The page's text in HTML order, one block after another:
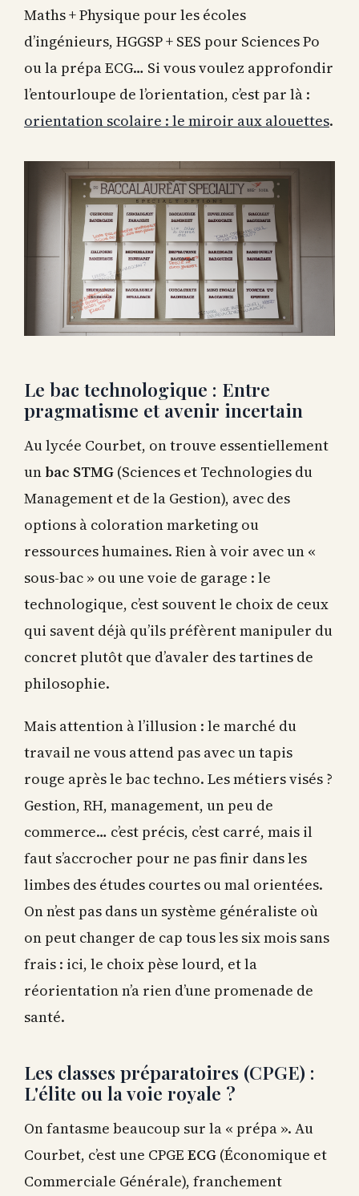
Maths + Physique pour les écoles
d’ingénieurs, HGGSP + SES pour Sciences Po
ou la prépa ECG… Si vous voulez approfondir
l’entourloupe de l’orientation, c’est par là :
orientation scolaire : le miroir aux alouettes.
Le bac technologique : Entre
pragmatisme et avenir incertain
Au lycée Courbet, on trouve essentiellement
un bac STMG (Sciences et Technologies du
Management et de la Gestion), avec des
options à coloration marketing ou
ressources humaines. Rien à voir avec un «
sous-bac » ou une voie de garage : le
technologique, c’est souvent le choix de ceux
qui savent déjà qu’ils préfèrent manipuler du
concret plutôt que d’avaler des tartines de
philosophie.
Mais attention à l’illusion : le marché du
travail ne vous attend pas avec un tapis
rouge après le bac techno. Les métiers visés ?
Gestion, RH, management, un peu de
commerce… c’est précis, c’est carré, mais il
faut s’accrocher pour ne pas finir dans les
limbes des études courtes ou mal orientées.
On n’est pas dans un système généraliste où
on peut changer de cap tous les six mois sans
frais : ici, le choix pèse lourd, et la
réorientation n’a rien d’une promenade de
santé.
Les classes préparatoires (CPGE) :
L'élite ou la voie royale ?
On fantasme beaucoup sur la « prépa ». Au
Courbet, c’est une CPGE ECG (Économique et
Commerciale Générale), franchement